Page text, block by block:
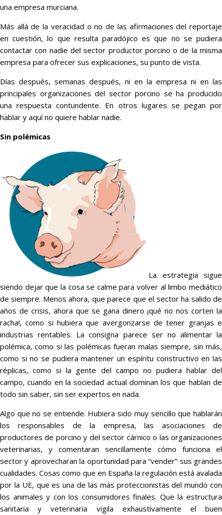
una empresa murciana.
Más allá de la veracidad o no de las afirmaciones del reportaje
en cuestión, lo que resulta paradójico es que no se pudiera
contactar con nadie del sector productor porcino o de la misma
empresa para ofrecer sus explicaciones, su punto de vista.
Días después, semanas después, ni en la empresa ni en las
principales organizaciones del sector porcino se ha producido
una respuesta contundente. En otros lugares se pegan por
hablar y aquí no quiere hablar nadie.
Sin polémicas
La estrategia sigue
siendo dejar que la cosa se calme para volver al limbo mediático
de siempre. Menos ahora, que parece que el sector ha salido de
años de crisis, ahora que se gana dinero ¡qué no nos corten la
racha!, como si hubiera que avergonzarse de tener granjas e
industrias rentables. La consigna parece ser no alimentar la
polémica, como si las polémicas fueran malas siempre, sin más,
como si no se pudiera mantener un espíritu constructivo en las
réplicas, como si la gente del campo no pudiera hablar del
campo, cuando en la sociedad actual dominan los que hablan de
todo sin saber, sin ser expertos en nada.
Algo que no se entiende. Hubiera sido muy sencillo que hablarán
los responsables de la empresa, las asociaciones de
productores de porcino y del sector cárnico o las organizaciones
veterinarias, y comentaran sencillamente cómo funciona el
sector y aprovecharan la oportunidad para “vender” sus grandes
cualidades. Cosas como que en España la regulación está avalada
por la UE, que es una de las más proteccionistas del mundo con
los animales y con los consumidores finales. Que la estructura
sanitaria y veterinaria vigila exhaustivamente el buen